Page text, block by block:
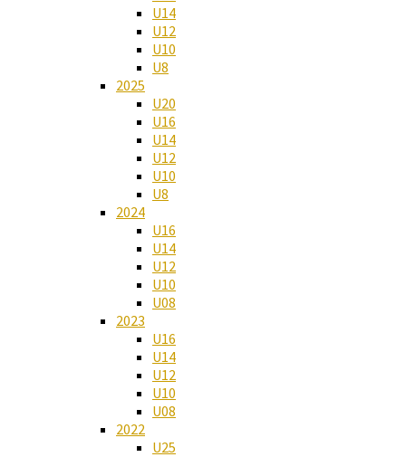
U14
U12
U10
U8
2025
U20
U16
U14
U12
U10
U8
2024
U16
U14
U12
U10
U08
2023
U16
U14
U12
U10
U08
2022
U25